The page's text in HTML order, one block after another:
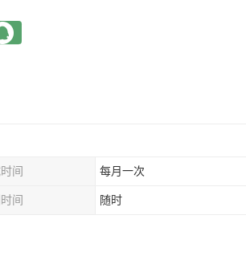
间 每月一次
间 随时